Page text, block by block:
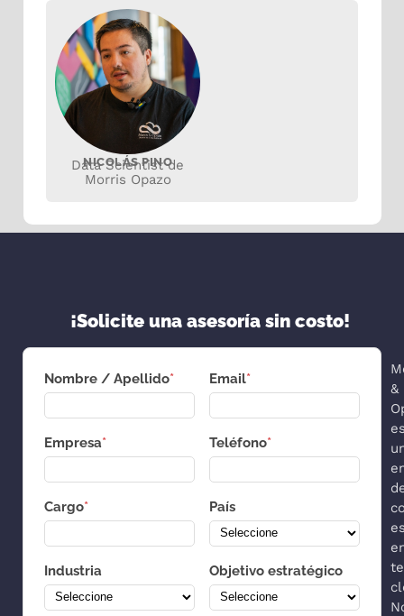
NICOLÁS PINO
Data Scientist de
Morris Opazo
¡Solicite una asesoría sin costo!
Nombre / Apellido* Email*
Empresa* Teléfono*
Cargo* País
Industria Objetivo estratégico
&